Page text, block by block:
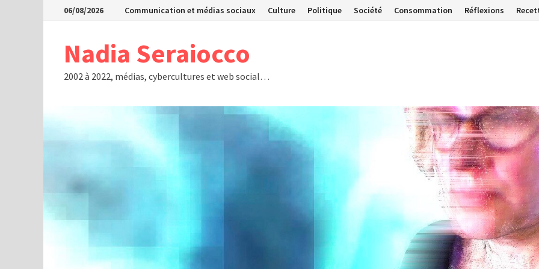
Passer06/08/2026 Communication et médias sociaux Culture Politique Société Consommation Réflexions
Nadia Seraiocco
2002 à 2022, médias, cybercultures et web social…